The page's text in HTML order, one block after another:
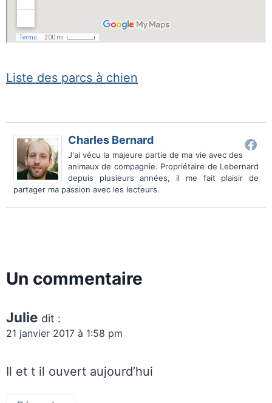
Liste des parcs à chien
Charles Bernard
J'ai vécu la majeure partie de ma vie avec des
animaux de compagnie. Propriétaire de Lebernard
depuis plusieurs années, il me fait plaisir de
partager ma passion avec les lecteurs.
Un commentaire
Julie dit :
21 janvier 2017 à 1:58 pm
Il et t il ouvert aujourd’hui